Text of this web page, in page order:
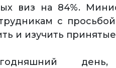
виз на 84%.
с
и изучить
день,